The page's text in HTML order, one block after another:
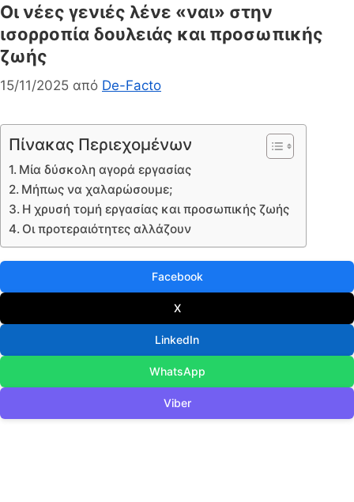
Οι νέες γενιές λένε «ναι» στην
ισορροπία δουλειάς και προσωπικής
ζωής
15/11/2025 από De-Facto
Πίνακας Περιεχομένων
Μία δύσκολη αγορά εργασίας
Μήπως να χαλαρώσουμε;
Η χρυσή τομή εργασίας και προσωπικής ζωής
Οι προτεραιότητες αλλάζουν
Facebook
X
LinkedIn
WhatsApp
Viber